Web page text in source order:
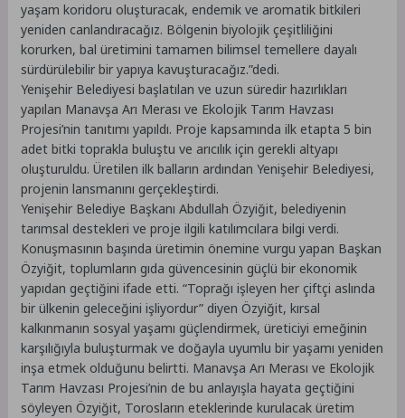
yaşam koridoru oluşturacak, endemik ve aromatik bitkileri
yeniden canlandıracağız. Bölgenin biyolojik çeşitliliğini
korurken, bal üretimini tamamen bilimsel temellere dayalı
sürdürülebilir bir yapıya kavuşturacağız.”dedi.
Yenişehir Belediyesi başlatılan ve uzun süredir hazırlıkları
yapılan Manavşa Arı Merası ve Ekolojik Tarım Havzası
Projesi’nin tanıtımı yapıldı. Proje kapsamında ilk etapta 5 bin
adet bitki toprakla buluştu ve arıcılık için gerekli altyapı
oluşturuldu. Üretilen ilk balların ardından Yenişehir Belediyesi,
projenin lansmanını gerçekleştirdi.
Yenişehir Belediye Başkanı Abdullah Özyiğit, belediyenin
tarımsal destekleri ve proje ilgili katılımcılara bilgi verdi.
Konuşmasının başında üretimin önemine vurgu yapan Başkan
Özyiğit, toplumların gıda güvencesinin güçlü bir ekonomik
yapıdan geçtiğini ifade etti. “Toprağı işleyen her çiftçi aslında
bir ülkenin geleceğini işliyordur” diyen Özyiğit, kırsal
kalkınmanın sosyal yaşamı güçlendirmek, üreticiyi emeğinin
karşılığıyla buluşturmak ve doğayla uyumlu bir yaşamı yeniden
inşa etmek olduğunu belirtti. Manavşa Arı Merası ve Ekolojik
Tarım Havzası Projesi’nin de bu anlayışla hayata geçtiğini
söyleyen Özyiğit, Torosların eteklerinde kurulacak üretim